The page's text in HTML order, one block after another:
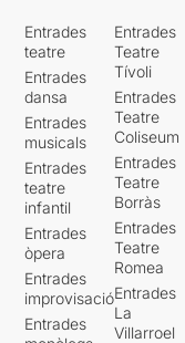
Entrades
teatre
Entrades
dansa
Entrades
musicals
Entrades
teatre
infantil
Entrades
òpera
Entrades
improvisació
Entrades
Entrades
Teatre
Tívoli
Entrades
Teatre
Coliseum
Entrades
Teatre
Borràs
Entrades
Teatre
Romea
Entrades
La
Villarroel